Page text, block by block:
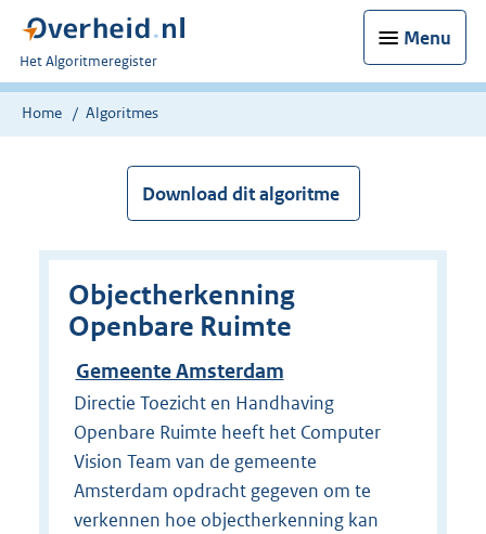
Menu
U
bent
nu
Het Algoritmeregister
Home Algoritmes
Download dit algoritme
Objectherkenning
Openbare Ruimte
Gemeente Amsterdam
Directie Toezicht en Handhaving
Openbare Ruimte heeft het Computer
Vision Team van de gemeente
Amsterdam opdracht gegeven om te
verkennen hoe objectherkenning kan